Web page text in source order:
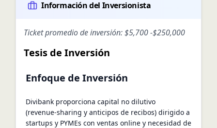
Información del Inversionista
Ticket promedio de inversión:$5,700-$250,000
Tesis de Inversión
Enfoque de Inversión
Divibank proporciona capital no dilutivo
(revenue‑sharing y anticipos de recibos) dirigido a
startups y PYMEs con ventas online y necesidad de